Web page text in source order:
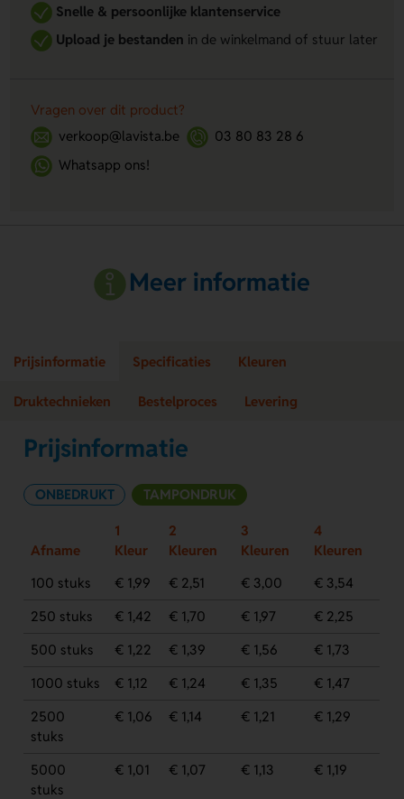
Snelle & persoonlijke klantenservice
Upload je bestanden in de winkelmand of stuur later
Vragen over dit product?
verkoop@lavista.be
03 80 83 28 6
Whatsapp ons!
Meer informatie
Prijsinformatie Specificaties Kleuren
Druktechnieken Bestelproces Levering
Prijsinformatie
ONBEDRUKT TAMPONDRUK
Afname
1
Kleur
2
Kleuren
3
Kleuren
4
Kleuren
100 stuks
€ 1,99 € 2,51 € 3,00
€ 3,54
250 stuks
€ 1,42 € 1,70 € 1,97
€ 2,25
500 stuks
€ 1,22 € 1,39 € 1,56
€ 1,73
1000 stuks
€ 1,12 € 1,24 € 1,35
€ 1,47
2500
stuks
€ 1,06 € 1,14 € 1,21 € 1,29
5000
stuks
€ 1,01 € 1,07 € 1,13 € 1,19